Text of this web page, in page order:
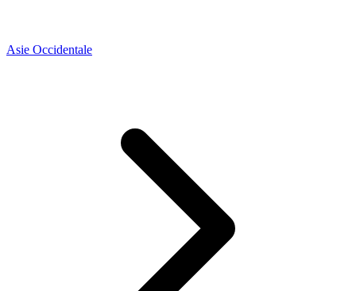
Asie Occidentale